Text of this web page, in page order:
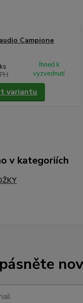
Campione
Ihned k
vyzvednutí
variantu
v kategoriích